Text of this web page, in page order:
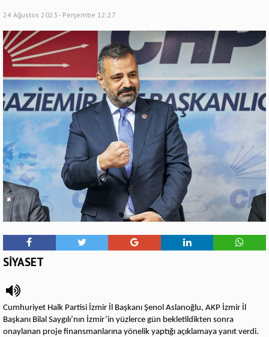
24 Ağustos 2023 - Perşembe 12:27
SİYASET
Cumhuriyet Halk Partisi İzmir İl Başkanı Şenol Aslanoğlu, AKP İzmir İl
Başkanı Bilal Saygılı’nın İzmir’in yüzlerce gün bekletildikten sonra
onaylanan proje finansmanlarına yönelik yaptığı açıklamaya yanıt verdi.